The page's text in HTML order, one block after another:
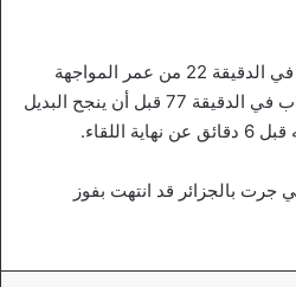
وافتتح غورماهيا باب التسجيل في الدقيقة 22 من عمر المواجهة
ليعدل أمير سعيود الكفة للشباب في الدقيقة 77 قبل أن ينجح البديل
اللقاء.
جرت بالجزائر قد انتهت بفوز